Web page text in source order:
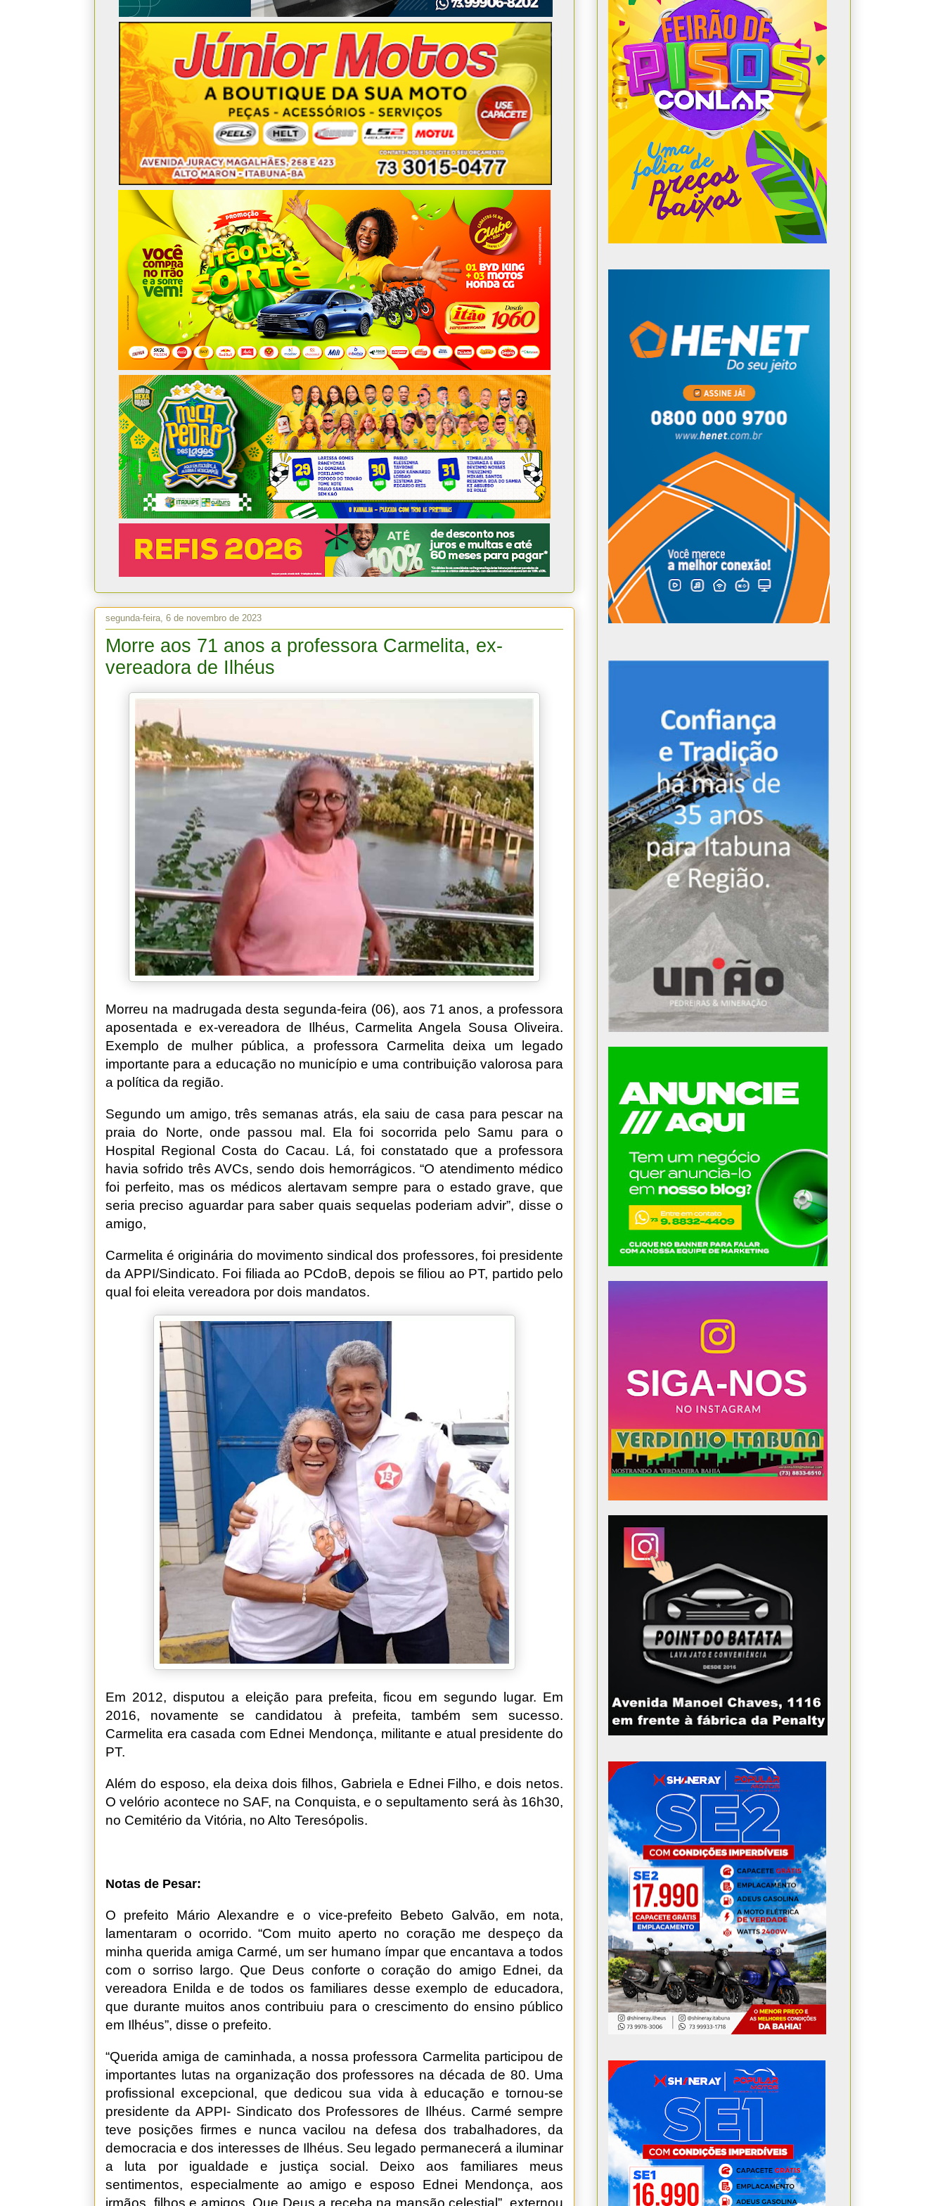
segunda-feira, 6 de novembro de 2023
Morre aos 71 anos a professora Carmelita, ex-
vereadora de Ilhéus
Morreu na madrugada desta segunda-feira (06), aos 71 anos, a professora
aposentada e ex-vereadora de Ilhéus, Carmelita Angela Sousa Oliveira.
Exemplo de mulher pública, a professora Carmelita deixa um legado
importante para a educação no município e uma contribuição valorosa para
a política da região.
Segundo um amigo, três semanas atrás, ela saiu de casa para pescar na
praia do Norte, onde passou mal. Ela foi socorrida pelo Samu para o
Hospital Regional Costa do Cacau. Lá, foi constatado que a professora
havia sofrido três AVCs, sendo dois hemorrágicos. “O atendimento médico
foi perfeito, mas os médicos alertavam sempre para o estado grave, que
seria preciso aguardar para saber quais sequelas poderiam advir”, disse o
amigo,
Carmelita é originária do movimento sindical dos professores, foi presidente
da APPI/Sindicato. Foi filiada ao PCdoB, depois se filiou ao PT, partido pelo
qual foi eleita vereadora por dois mandatos.
Em 2012, disputou a eleição para prefeita, ficou em segundo lugar. Em
2016, novamente se candidatou à prefeita, também sem sucesso.
Carmelita era casada com Ednei Mendonça, militante e atual presidente do
PT.
Além do esposo, ela deixa dois filhos, Gabriela e Ednei Filho, e dois netos.
O velório acontece no SAF, na Conquista, e o sepultamento será às 16h30,
no Cemitério da Vitória, no Alto Teresópolis.
Notas de Pesar:
O prefeito Mário Alexandre e o vice-prefeito Bebeto Galvão, em nota,
lamentaram o ocorrido. “Com muito aperto no coração me despeço da
minha querida amiga Carmé, um ser humano ímpar que encantava a todos
com o sorriso largo. Que Deus conforte o coração do amigo Ednei, da
vereadora Enilda e de todos os familiares desse exemplo de educadora,
que durante muitos anos contribuiu para o crescimento do ensino público
em Ilhéus”, disse o prefeito.
“Querida amiga de caminhada, a nossa professora Carmelita participou de
importantes lutas na organização dos professores na década de 80. Uma
profissional excepcional, que dedicou sua vida à educação e tornou-se
presidente da APPI- Sindicato dos Professores de Ilhéus. Carmé sempre
teve posições firmes e nunca vacilou na defesa dos trabalhadores, da
democracia e dos interesses de Ilhéus. Seu legado permanecerá a iluminar
a luta por igualdade e justiça social. Deixo aos familiares meus
sentimentos, especialmente ao amigo e esposo Ednei Mendonça, aos
irmãos, filhos e amigos. Que Deus a receba na mansão celestial”, externou